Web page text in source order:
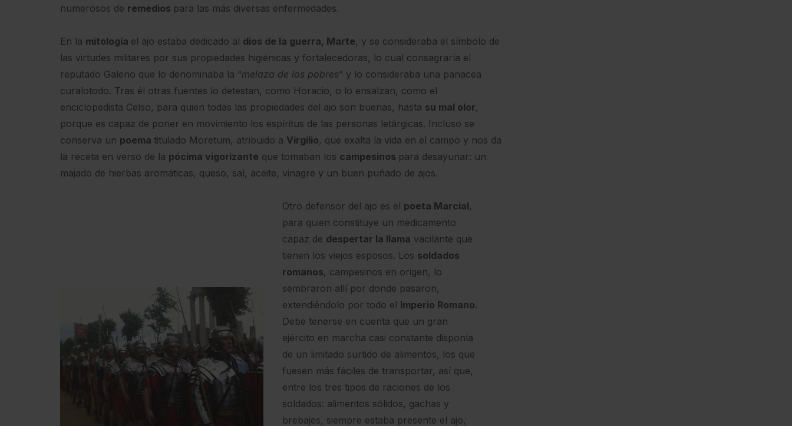
numerosos de remedios para las más diversas enfermedades.
En la mitología el ajo estaba dedicado al dios de la guerra, Marte, y se consideraba el símbolo de
las virtudes militares por sus propiedades higiénicas y fortalecedoras, lo cual consagraría el
reputado Galeno que lo denominaba la “melaza de los pobres” y lo consideraba una panacea
curalotodo. Tras él otras fuentes lo detestan, como Horacio, o lo ensalzan, como el
enciclopedista Celso, para quien todas las propiedades del ajo son buenas, hasta su mal olor,
porque es capaz de poner en movimiento los espíritus de las personas letárgicas. Incluso se
conserva un poema titulado Moretum, atribuido a Virgilio, que exalta la vida en el campo y nos da
la receta en verso de la pócima vigorizante que tomaban los campesinos para desayunar: un
majado de hierbas aromáticas, queso, sal, aceite, vinagre y un buen puñado de ajos.
Otro defensor del ajo es el poeta Marcial,
para quien constituye un medicamento
capaz de despertar la llama vacilante que
tienen los viejos esposos. Los soldados
romanos, campesinos en origen, lo
sembraron allí por donde pasaron,
extendiéndolo por todo el Imperio Romano.
Debe tenerse en cuenta que un gran
ejército en marcha casi constante disponía
de un limitado surtido de alimentos, los que
fuesen más fáciles de transportar, así que,
entre los tres tipos de raciones de los
soldados: alimentos sólidos, gachas y
brebajes, siempre estaba presente el ajo,